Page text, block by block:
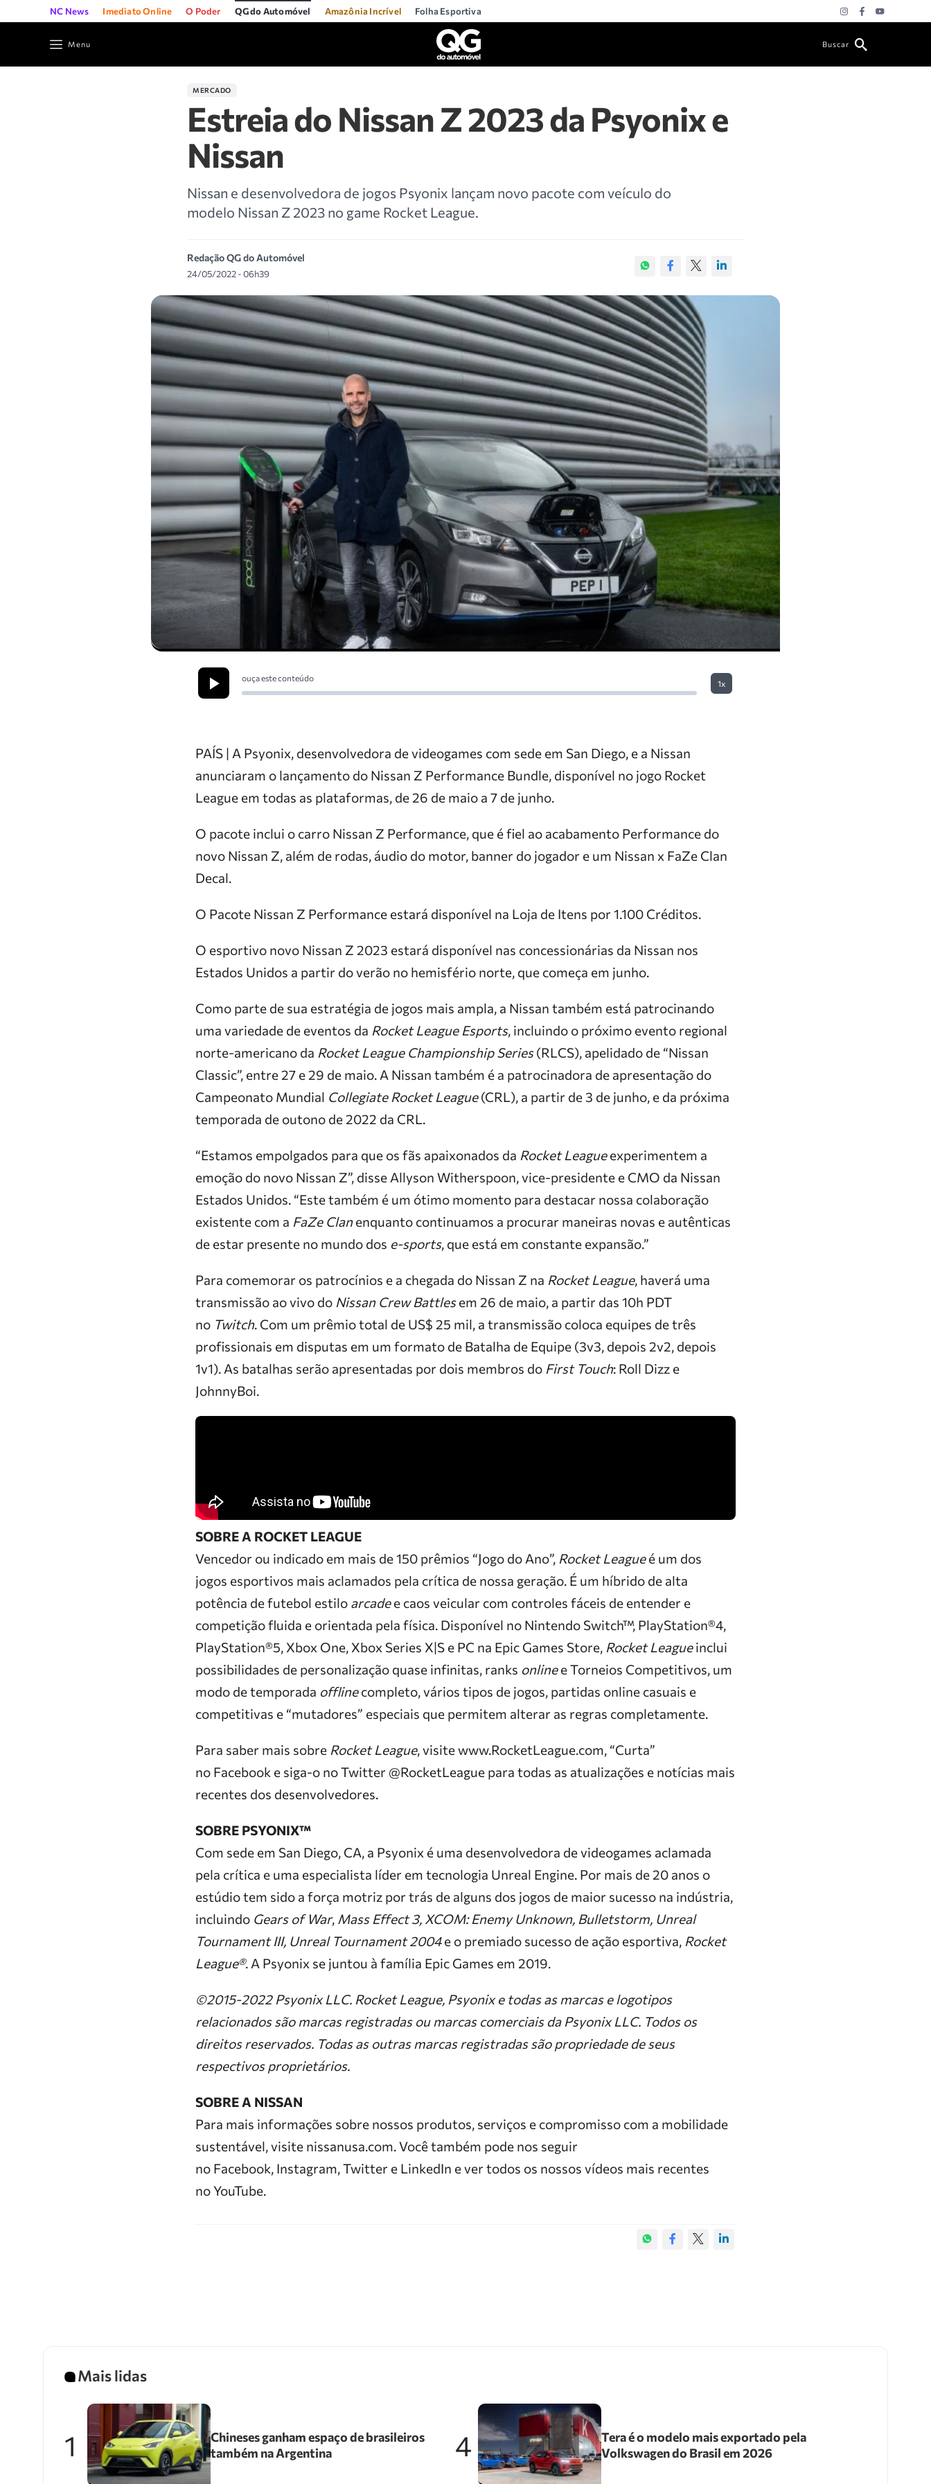
NC News Imediato Online O Poder QG do Automóvel Amazônia Incrível Folha Esportiva
Menu Buscar
MERCADO
Estreia do Nissan Z 2023 da Psyonix e
Nissan
Nissan e desenvolvedora de jogos Psyonix lançam novo pacote com veículo do
modelo Nissan Z 2023 no game Rocket League.
Redação QG do Automóvel
24/05/2022 - 06h39
ouça este conteúdo
1x
PAÍS | A Psyonix, desenvolvedora de videogames com sede em San Diego, e a Nissan
anunciaram o lançamento do Nissan Z Performance Bundle, disponível no jogo Rocket
League em todas as plataformas, de 26 de maio a 7 de junho.
O pacote inclui o carro Nissan Z Performance, que é fiel ao acabamento Performance do
novo Nissan Z, além de rodas, áudio do motor, banner do jogador e um Nissan x FaZe Clan
Decal.
O Pacote Nissan Z Performance estará disponível na Loja de Itens por 1.100 Créditos.
O esportivo novo Nissan Z 2023 estará disponível nas concessionárias da Nissan nos
Estados Unidos a partir do verão no hemisfério norte, que começa em junho.
Como parte de sua estratégia de jogos mais ampla, a Nissan também está patrocinando
uma variedade de eventos da Rocket League Esports, incluindo o próximo evento regional
norte-americano da Rocket League Championship Series(RLCS), apelidado de “Nissan
Classic”, entre 27 e 29 de maio. A Nissan também é a patrocinadora de apresentação do
Campeonato Mundial Collegiate Rocket League(CRL), a partir de 3 de junho, e da próxima
temporada de outono de 2022 da CRL.
“Estamos empolgados para que os fãs apaixonados da Rocket Leagueexperimentem a
emoção do novo Nissan Z”, disse Allyson Witherspoon, vice-presidente e CMO da Nissan
Estados Unidos. “Este também é um ótimo momento para destacar nossa colaboração
existente com a FaZe Clanenquanto continuamos a procurar maneiras novas e autênticas
de estar presente no mundo dos e-sports, que está em constante expansão.”
Para comemorar os patrocínios e a chegada do Nissan Z na Rocket League, haverá uma
transmissão ao vivo do Nissan Crew Battlesem 26 de maio, a partir das 10h PDT
no Twitch. Com um prêmio total de US$ 25 mil, a transmissão coloca equipes de três
profissionais em disputas em um formato de Batalha de Equipe (3v3, depois 2v2, depois
1v1). As batalhas serão apresentadas por dois membros do First Touch: Roll Dizz e
JohnnyBoi.
SOBRE A ROCKET LEAGUE
Vencedor ou indicado em mais de 150 prêmios “Jogo do Ano”, Rocket Leagueé um dos
jogos esportivos mais aclamados pela crítica de nossa geração. É um híbrido de alta
potência de futebol estilo arcadee caos veicular com controles fáceis de entender e
competição fluida e orientada pela física. Disponível no Nintendo Switch™, PlayStation®4,
PlayStation®5, Xbox One, Xbox Series X|S e PC na Epic Games Store, Rocket Leagueinclui
possibilidades de personalização quase infinitas, ranks onlinee Torneios Competitivos, um
modo de temporada offlinecompleto, vários tipos de jogos, partidas online casuais e
competitivas e “mutadores” especiais que permitem alterar as regras completamente.
Para saber mais sobre Rocket League, visite www.RocketLeague.com, “Curta”
no Facebook e siga-o no Twitter @RocketLeague para todas as atualizações e notícias mais
recentes dos desenvolvedores.
SOBRE PSYONIX™
Com sede em San Diego, CA, a Psyonix é uma desenvolvedora de videogames aclamada
pela crítica e uma especialista líder em tecnologia Unreal Engine. Por mais de 20 anos o
estúdio tem sido a força motriz por trás de alguns dos jogos de maior sucesso na indústria,
incluindo Gears of War, Mass Effect 3, XCOM: Enemy Unknown, Bulletstorm, Unreal
Tournament III, Unreal Tournament 2004e o premiado sucesso de ação esportiva, Rocket
League®. A Psyonix se juntou à família Epic Games em 2019.
©2015-2022 Psyonix LLC. Rocket League, Psyonix e todas as marcas e logotipos
relacionados são marcas registradas ou marcas comerciais da Psyonix LLC. Todos os
direitos reservados. Todas as outras marcas registradas são propriedade de seus
respectivos proprietários.
SOBRE A NISSAN
Para mais informações sobre nossos produtos, serviços e compromisso com a mobilidade
sustentável, visite nissanusa.com. Você também pode nos seguir
no Facebook, Instagram, Twitter e LinkedIn e ver todos os nossos vídeos mais recentes
no YouTube.
Mais lidas
1
Chineses ganham espaço de brasileiros
também na Argentina
4
Tera é o modelo mais exportado pela
Volkswagen do Brasil em 2026